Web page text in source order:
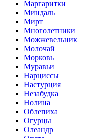
Маргаритки
Миндаль
Мирт
Многолетники
Можжевельник
Молочай
Морковь
Муравьи
Нарциссы
Настурция
Незабудка
Нолина
Облепиха
Огурцы
Олеандр